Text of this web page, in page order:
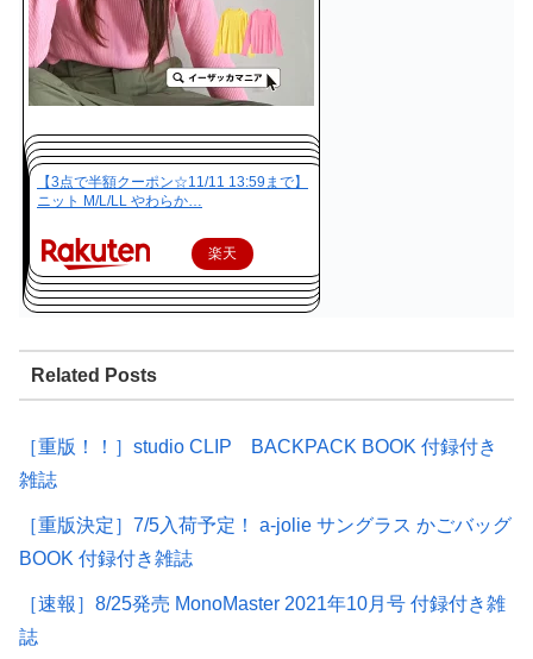
【3点で半額クーポン☆11/11 13:59まで】
ニット M/L/LL やわらか…
楽天
で購
入
Related Posts
［重版！！］studio CLIP BACKPACK BOOK 付録付き
雑誌
［重版決定］7/5入荷予定！ a-jolie サングラス かごバッグ
BOOK 付録付き雑誌
［速報］8/25発売 MonoMaster 2021年10月号 付録付き雑
誌